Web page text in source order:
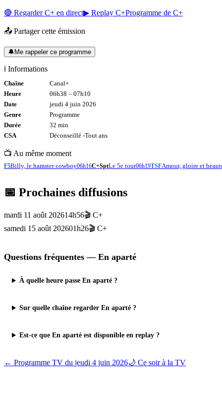
🔴 RegarderC+ en direct▶ Replay C+Programme de C+
📤 Partager cette émission
🔔Me rappeler ce programme
ℹ️ Informations
Chaîne
Canal+
Heure
06h38 – 07h10
Date
jeudi 4 juin 2026
Genre
Programme
Durée
32 min
CSA
Déconseillé -Tout ans
📺 Au même moment
F5Billy, le hamster cowboy06h16C+SptLe 5e tour06h19TSFAmour, gloire et
📅 Prochaines diffusions
mardi 11 août 202614h56🎬 C+
samedi 15 août 202601h26🎬 C+
Questions fréquentes — En aparté
À quelle heure passe En aparté ?
Sur quelle chaîne regarder En aparté ?
Est-ce que En aparté est disponible en replay ?
← Programme TV du jeudi 4 juin 2026🌙 Ce soir à la TV